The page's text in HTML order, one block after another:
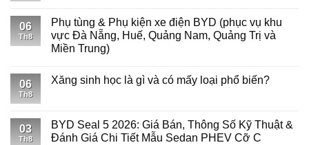
06
Th8
Phụ tùng & Phụ kiện xe điện BYD (phục vụ khu
vực Đà Nẵng, Huế, Quảng Nam, Quảng Trị và
Miền Trung)
06
Th8
Xăng sinh học là gì và có mấy loại phổ biến?
03
Th8
BYD Seal 5 2026: Giá Bán, Thông Số Kỹ Thuật &
Đánh Giá Chi Tiết Mẫu Sedan PHEV Cỡ C